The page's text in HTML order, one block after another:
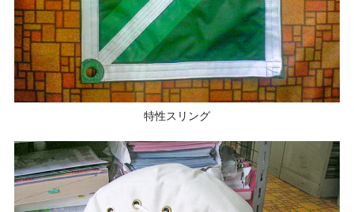
特性スリング